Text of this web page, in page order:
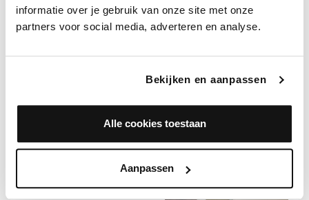
informatie over je gebruik van onze site met onze
partners voor social media, adverteren en analyse.
Bekijken en aanpassen
Alle cookies toestaan
Aanpassen